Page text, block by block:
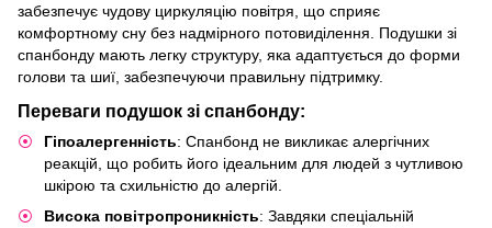
забезпечує чудову циркуляцію повітря, що сприяє
комфортному сну без надмірного потовиділення. Подушки зі
спанбонду мають легку структуру, яка адаптується до форми
голови та шиї, забезпечуючи правильну підтримку.
Переваги подушок зі спанбонду:
Гіпоалергенність: Спанбонд не викликає алергічних
реакцій, що робить його ідеальним для людей з чутливою
шкірою та схильністю до алергій.
Висока повітропроникність: Завдяки спеціальній